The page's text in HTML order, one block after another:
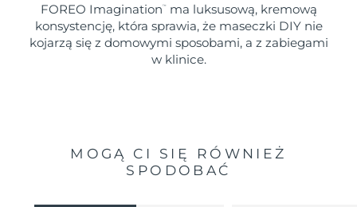
FOREO Imagination ™
ma luksusową, kremową
konsystencję, która sprawia, że maseczki DIY nie
kojarzą się z domowymi sposobami, a z zabiegami
w klinice.
MOGĄ CI SIĘ RÓWNIEŻ
SPODOBAĆ